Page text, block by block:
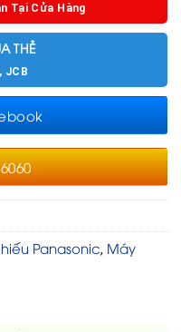
Tại Cửa Hàng
THẺ
JCB
Panasonic, Máy